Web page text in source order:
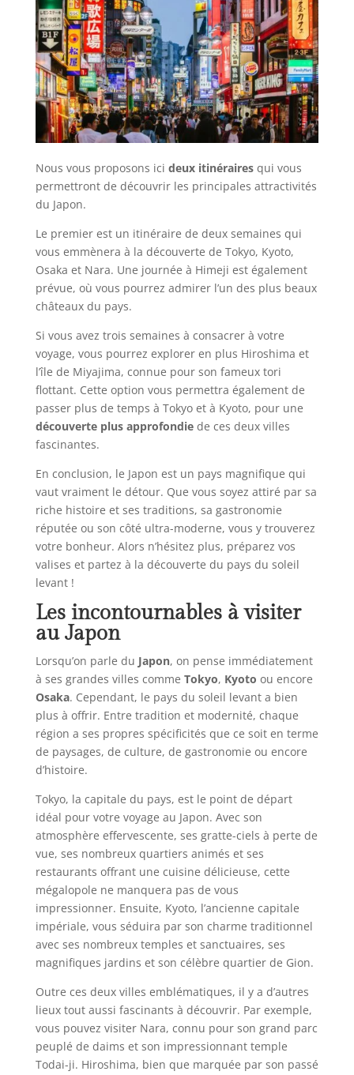
Nous vous proposons ici deux itinérairesqui vous
permettront de découvrir les principales attractivités
du Japon.
Le premier est un itinéraire de deux semaines qui
vous emmènera à la découverte de Tokyo, Kyoto,
Osaka et Nara. Une journée à Himeji est également
prévue, où vous pourrez admirer l’un des plus beaux
châteaux du pays.
Si vous avez trois semaines à consacrer à votre
voyage, vous pourrez explorer en plus Hiroshima et
l’île de Miyajima, connue pour son fameux tori
flottant. Cette option vous permettra également de
passer plus de temps à Tokyo et à Kyoto, pour une
découverte plus approfondiede ces deux villes
fascinantes.
En conclusion, le Japon est un pays magnifique qui
vaut vraiment le détour. Que vous soyez attiré par sa
riche histoire et ses traditions, sa gastronomie
réputée ou son côté ultra-moderne, vous y trouverez
votre bonheur. Alors n’hésitez plus, préparez vos
valises et partez à la découverte du pays du soleil
levant !
Les incontournables à visiter
au Japon
Lorsqu’on parle du Japon, on pense immédiatement
à ses grandes villes comme Tokyo, Kyoto ou encore
Osaka. Cependant, le pays du soleil levant a bien
plus à offrir. Entre tradition et modernité, chaque
région a ses propres spécificités que ce soit en terme
de paysages, de culture, de gastronomie ou encore
d’histoire.
Tokyo, la capitale du pays, est le point de départ
idéal pour votre voyage au Japon. Avec son
atmosphère effervescente, ses gratte-ciels à perte de
vue, ses nombreux quartiers animés et ses
restaurants offrant une cuisine délicieuse, cette
mégalopole ne manquera pas de vous
impressionner. Ensuite, Kyoto, l’ancienne capitale
impériale, vous séduira par son charme traditionnel
avec ses nombreux temples et sanctuaires, ses
magnifiques jardins et son célèbre quartier de Gion.
Outre ces deux villes emblématiques, il y a d’autres
lieux tout aussi fascinants à découvrir. Par exemple,
vous pouvez visiter Nara, connu pour son grand parc
peuplé de daims et son impressionnant temple
Todai-ji. Hiroshima, bien que marquée par son passé